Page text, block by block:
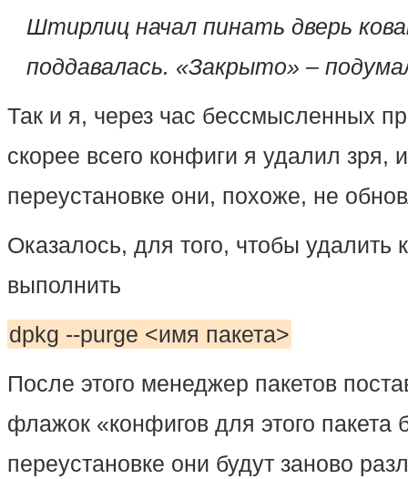
Штирлиц начал пинать дверь
поддавалась. «Закрыто» –
Так и я, через час бессмысленных
скорее всего конфиги я удалил зря,
переустановке они, похоже, не
Оказалось, для того, чтобы удалить
выполнить
dpkg --purge <имя пакета>
После этого менеджер пакетов
флажок «конфигов для этого пакета
переустановке они будут заново